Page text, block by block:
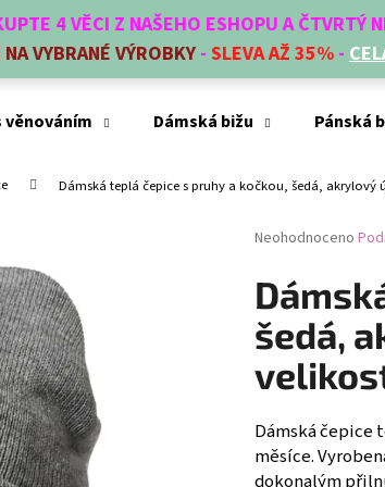
4 VĚCI Z NAŠEHO ESHOPU A ČTVRTÝ
NA VYBRANÉ VÝROBKY - SLEVA AŽ 35% -
věnováním Dámská bižu Pánská
Dámská teplá čepice s pruhy a kočkou, šedá, akrylový
Průměrné
produktu
je
0,0
z
hvězdiček.
Neohodnoceno
šedá,
Dámská čepice
měsíce.
dokonalým
Co potřebujete najít?